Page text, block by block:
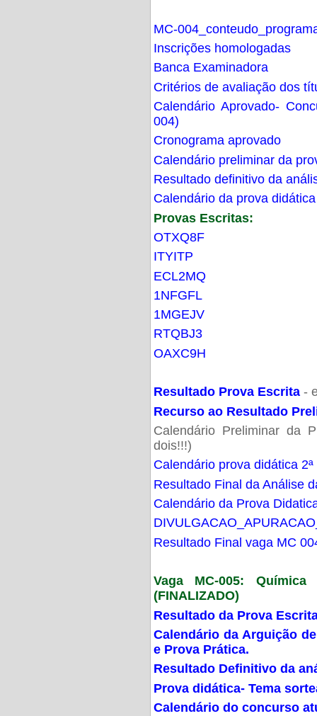
MC-
Inscrições homologadas
Banca Examinadora
Critérios de avaliação dos
Calendário Aprovado-
004)
Cronograma aprovado
Calendário preliminar da
Resultado definitivo da
Calendário da prova didática
Provas Escritas:
OTXQ8F
ITYITP
ECL2MQ
1NFGFL
1MGEJV
RTQBJ3
OAXC9H
Resultado Prova Escrita -
Recurso ao Resultado
Calendário Preliminar da
dois!!!)
Calendário prova didática
Resultado Final da Análise
Calendário da Prova
Resultado Final vaga MC
Vaga MC-005:
(FINALIZADO)
Resultado da Prova
Calendário da Arguição
e Prova Prática.
Resultado Definitivo da
Prova didática- Tema
Calendário do concurso